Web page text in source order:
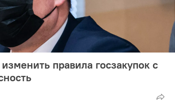
правила госзакупок с